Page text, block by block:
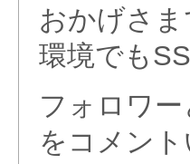
おかげさ
環境でも
フォロワ
をコメント